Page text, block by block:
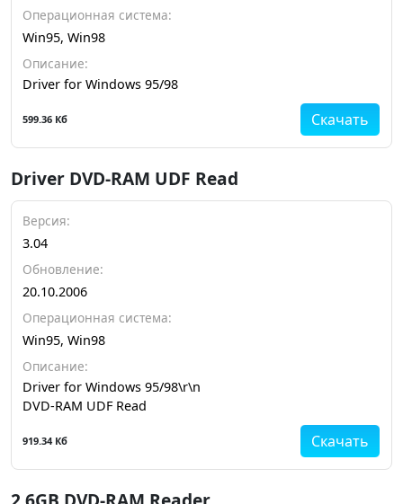
Операционная система:
Win95, Win98
Описание:
Driver for Windows 95/98
Скачать
599.36 Кб
Driver DVD-RAM UDF Read
Версия:
3.04
Обновление:
20.10.2006
Операционная система:
Win95, Win98
Описание:
Driver for Windows 95/98\r\n
DVD-RAM UDF Read
Скачать
919.34 Кб